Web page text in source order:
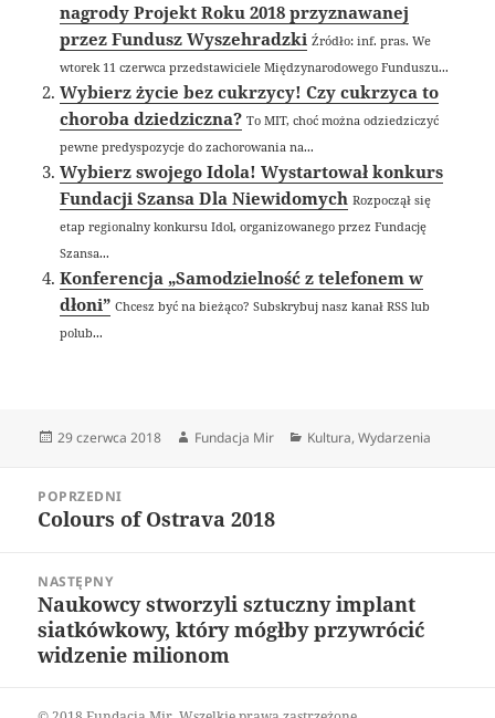
nagrody Projekt Roku 2018 przyznawanej
przez Fundusz Wyszehradzki Źródło: inf. pras. We
wtorek 11 czerwca przedstawiciele Międzynarodowego Funduszu...
Wybierz życie bez cukrzycy! Czy cukrzyca to
choroba dziedziczna? To MIT, choć można odziedziczyć
pewne predyspozycje do zachorowania na...
Wybierz swojego Idola! Wystartował konkurs
Fundacji Szansa Dla Niewidomych Rozpoczął się
etap regionalny konkursu Idol, organizowanego przez Fundację
Szansa...
Konferencja „Samodzielność z telefonem w
dłoni” Chcesz być na bieżąco? Subskrybuj nasz kanał RSS lub
polub...
Data
29 czerwca 2018 Autor
Fundacja Mir Kategorie
Kultura,Wydarzenia
wpisuPOPRZEDNI
Poprzedni
Colours of Ostrava 2018
NASTĘPNY
Następny
wpis:
Naukowcy stworzyli sztuczny implant
siatkówkowy, który mógłby przywrócić
widzenie milionom